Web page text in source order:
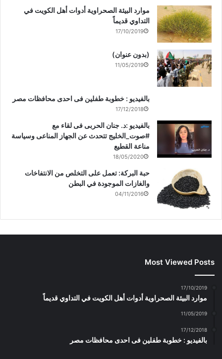
موارد البيئة الصحراوية أدوات أهل الكويت في
التداوي قديماً
17/10/2019
(بدون عنوان)
11/05/2019
بالفيديو : خطوبة طفلين فى احدى محافظات مصر
17/12/2018
بالفيديو :د. جنان الحربى فى لقاء مع
#صوت_الخليج تتحدث عن الجهاز المناعى وسياسة
مناعة القطيع
18/05/2020
حبة البركة: تعمل على التخلص من الانتفاخات
والغازات الموجودة في البطن
04/11/2016
Most Viewed Posts
17/10/2019
موارد البيئة الصحراوية أدوات أهل الكويت في التداوي قديماً
11/05/2019
17/12/2018
بالفيديو : خطوبة طفلين فى احدى محافظات مصر